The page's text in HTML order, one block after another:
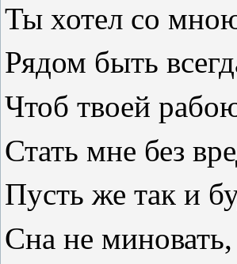
Ты хотел со
Рядом быть
Чтоб твоей
Стать мне без
Пусть же так и
Сна не миновать,